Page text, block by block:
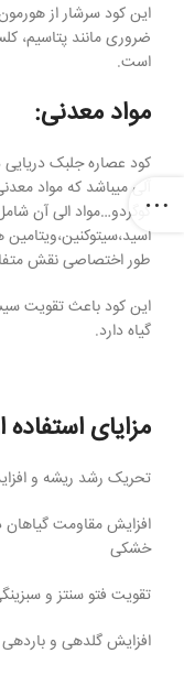
این کود سرشار از
ضروری مانند پتاسیم،
است.
مواد معدنی:
آلی میباشد که مواد
گوگردو…مواد الی آن
طور اختصاصی نقش
این کود باعث تقویت
گیاه دارد.
مزایای
تحریک رشد ریشه و
افزایش مقاومت گیاهان
خشکی
تقویت فتو سنتز و
افزایش گلدهی و باردهی